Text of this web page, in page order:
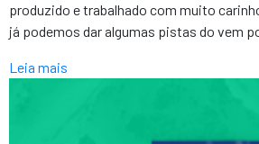
produzido e trabalhado com muito
já podemos dar algumas pistas do vem
Leia mais